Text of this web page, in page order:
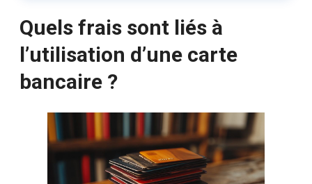
Quels frais sont liés à
l’utilisation d’une carte
bancaire ?